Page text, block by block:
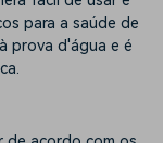
para a saúde de
prova d'água e é